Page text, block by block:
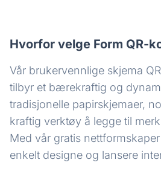
Hvorfor velge Form QR-
Vår brukervennlige skjema
tilbyr et bærekraftig og
tradisjonelle papirskjemaer,
kraftig verktøy å legge til
Med vår gratis
enkelt designe og lansere